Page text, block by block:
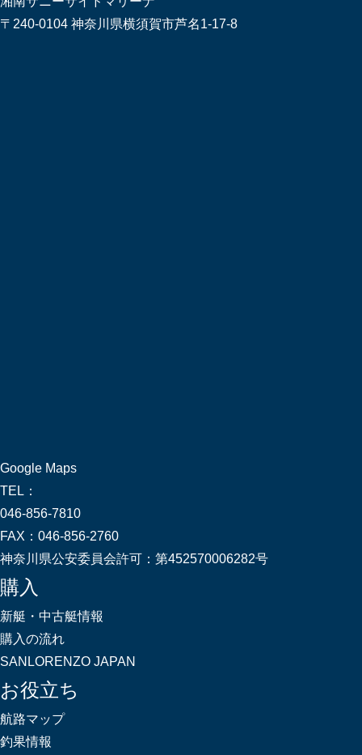
〒240-0104 神奈川県横須賀市芦名1-17-8
Google Maps
TEL：
046-856-7810
FAX： 046-856-2760
神奈川県公安委員会許可： 第452570006282号
購入
新艇・中古艇情報
購入の流れ
SANLORENZO JAPAN
お役立ち
航路マップ
釣果情報